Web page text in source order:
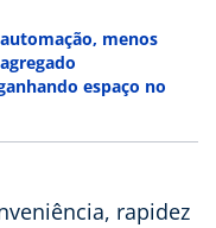
menos
espaço no
rapidez